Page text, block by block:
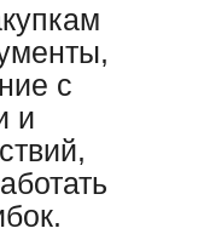
с
и